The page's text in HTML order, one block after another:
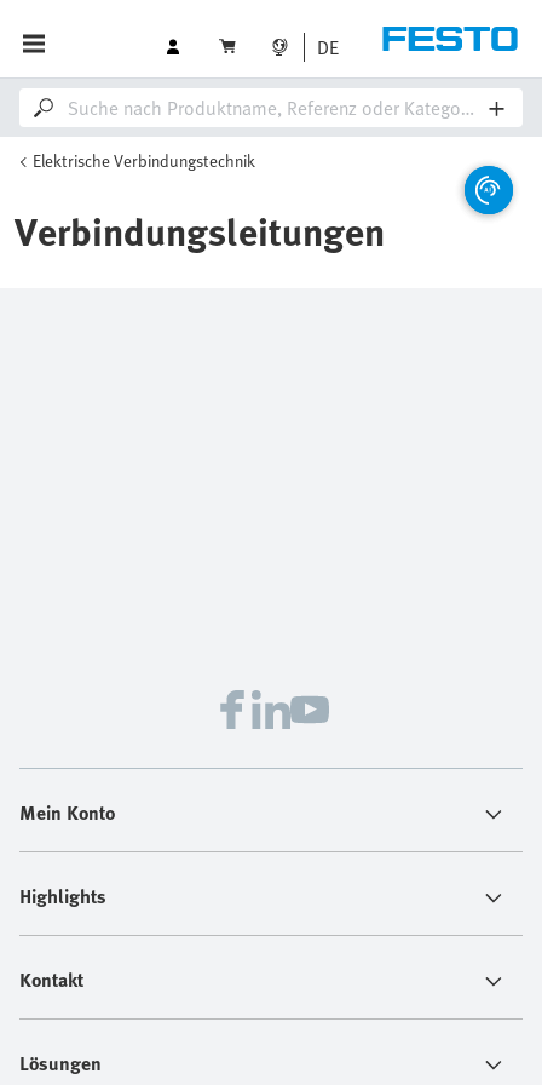
DE
Elektrische Verbindungstechnik
Verbindungsleitungen
Mein Konto
Highlights
Kontakt
Lösungen